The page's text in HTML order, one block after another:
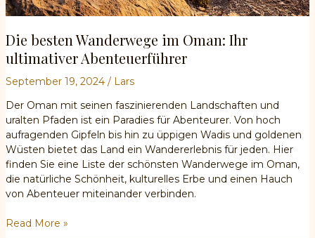
Die besten Wanderwege im Oman: Ihr
ultimativer Abenteuerführer
September 19, 2024 / Lars
Der Oman mit seinen faszinierenden Landschaften und
uralten Pfaden ist ein Paradies für Abenteurer. Von hoch
aufragenden Gipfeln bis hin zu üppigen Wadis und goldenen
Wüsten bietet das Land ein Wandererlebnis für jeden. Hier
finden Sie eine Liste der schönsten Wanderwege im Oman,
die natürliche Schönheit, kulturelles Erbe und einen Hauch
von Abenteuer miteinander verbinden.
Die
Read More »